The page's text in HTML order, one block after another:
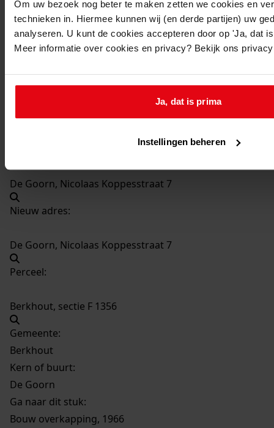
Om uw bezoek nog beter te maken zetten we cookies en
technieken in. Hiermee kunnen wij (en derde partijen) uw
analyseren. U kunt de cookies accepteren door op 'Ja, dat
Meer informatie over cookies en privacy? Bekijk ons
Ja, dat is prima
Instellingen beheren
1379Bouw overkapping, 1966
Datering:
Datum vergunning:
De Goorn, Nicolaas Koppesstraat 7
Nieuw adres:
De Goorn, Nicolaas Koppesstraat 7
Perceel:
Berkhout, sectie F 1356
Gemeente:
Berkhout
Kern of buurt:
De Goorn
Ga naar dit stuk:
Bouw overkapping, 1966